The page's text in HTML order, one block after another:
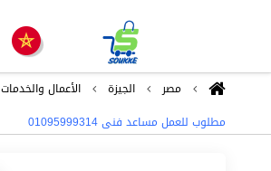
مصر الجيزة اﻷعمال والخدمات
مطلوب للعمل مساعد فنى 01095999314